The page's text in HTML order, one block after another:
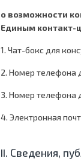
о возможности
Единым контакт-
1. Чат-бокс для
2. Номер телефона
3. Номер телефона
4. Электронная
II. Сведения,